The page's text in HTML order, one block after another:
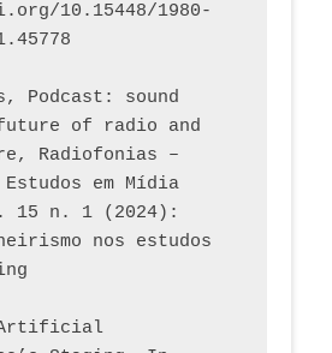
10.15448/1980-
Podcast: sound
of radio and
Radiofonias –
em Mídia
15 n. 1 (2024):
nos estudos
Artificial